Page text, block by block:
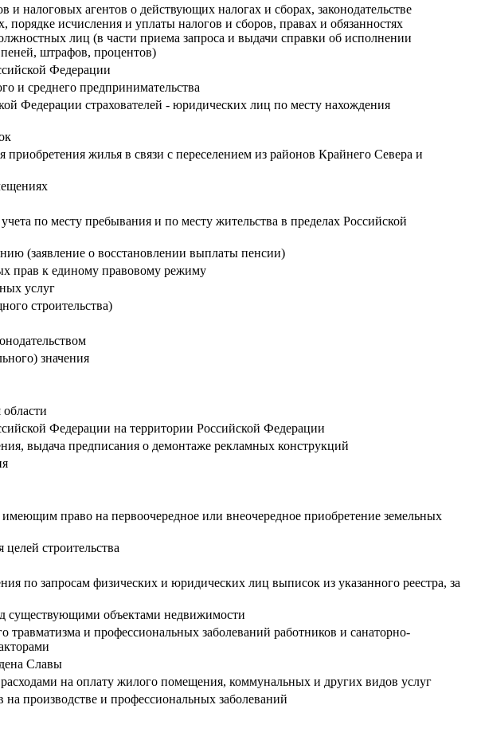
налоговых агентов о действующих налогах и сборах, законодательстве
исчисления и уплаты налогов и сборов, правах и обязанностях
лиц (в части приема запроса и выдачи справки об исполнении
штрафов, процентов)
Федерации
и среднего предпринимательства
Федерации страхователей - юридических лиц по месту нахождения
жилья в связи с переселением из районов Крайнего Севера и
по месту пребывания и по месту жительства в пределах Российской
(заявление о восстановлении выплаты пенсии)
прав к единому правовому режиму
услуг
строительства)
значения
Федерации на территории Российской Федерации
выдача предписания о демонтаже рекламных конструкций
право на первоочередное или внеочередное приобретение земельных
строительства
по запросам физических и юридических лиц выписок из указанного реестра, за
существующими объектами недвижимости
и профессиональных заболеваний работников и санаторно-
Славы
на оплату жилого помещения, коммунальных и других видов услуг
на производстве и профессиональных заболеваний